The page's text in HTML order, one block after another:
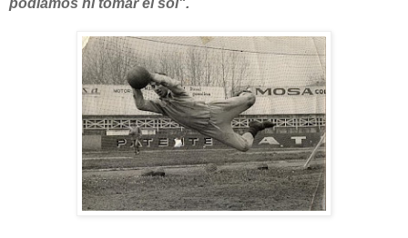
podíamos ni tomar el sol".